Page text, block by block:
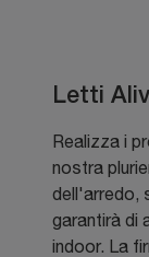
Letti
Realizza i
nostra
dell'arredo,
garantirà di
indoor. La